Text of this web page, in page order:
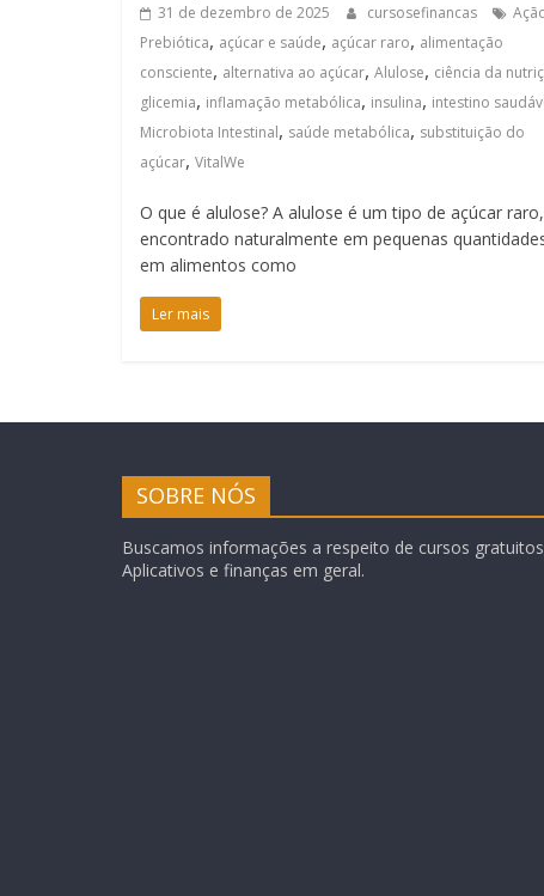
31 de dezembro de 2025 cursosefinancas
Prebiótica, açúcar e saúde, açúcar raro, alimentação
consciente, alternativa ao açúcar, Alulose, ciência da
glicemia, inflamação metabólica, insulina, intestino
Microbiota Intestinal, saúde metabólica, substituição do
açúcar, VitalWe
O que é alulose? A alulose é um tipo de açúcar raro,
encontrado naturalmente em pequenas
em alimentos como
Ler mais
SOBRE NÓS
Buscamos informações a respeito de cursos
Aplicativos e finanças em geral.